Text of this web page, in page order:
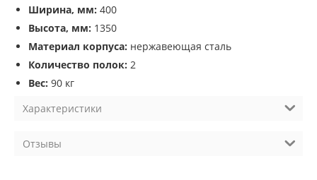
Ширина, мм: 400
Высота, мм: 1350
Материал корпуса: нержавеющая сталь
Количество полок: 2
Вес: 90 кг
Характеристики
Отзывы